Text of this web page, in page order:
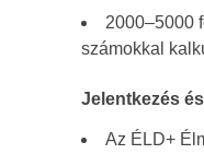
2000–5000
számokkal
Jelentkezés
Az ÉLD+